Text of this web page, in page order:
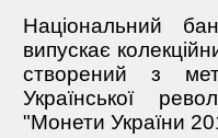
Національний
випускає
створений з
Української
"Монети України